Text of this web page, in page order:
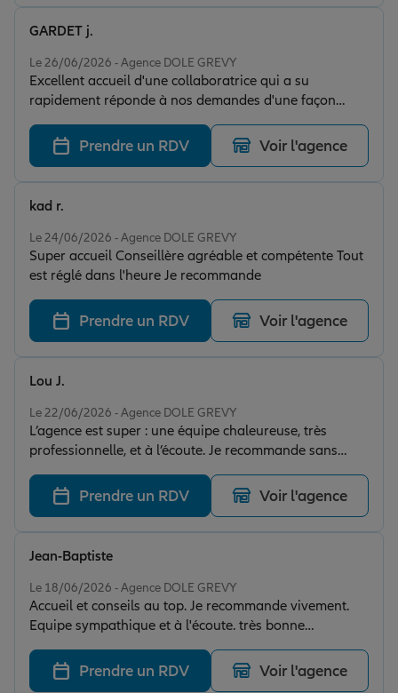
Tous nos devis d'assurance
Le 26/06/2026 - Agence DOLE GREVY
Excellent accueil d'une collaboratrice qui a su
rapidement réponde à nos demandes d'une façon
claire et très professionnelle.
GARDET j.
Prendre un RDV Voir l'agence
Le 24/06/2026 - Agence DOLE GREVY
Super accueil Conseillère agréable et compétente Tout
est réglé dans l'heure Je recommande
kad r.
Prendre un RDV Voir l'agence
Le 22/06/2026 - Agence DOLE GREVY
L’agence est super : une équipe chaleureuse, très
professionnelle, et à l’écoute. Je recommande sans
hésiter pour un service de qualité.
Lou J.
Prendre un RDV Voir l'agence
Le 18/06/2026 - Agence DOLE GREVY
Accueil et conseils au top. Je recommande vivement.
Equipe sympathique et à l'écoute. très bonne
assurance.
Jean-Baptiste
Prendre un RDV Voir l'agence